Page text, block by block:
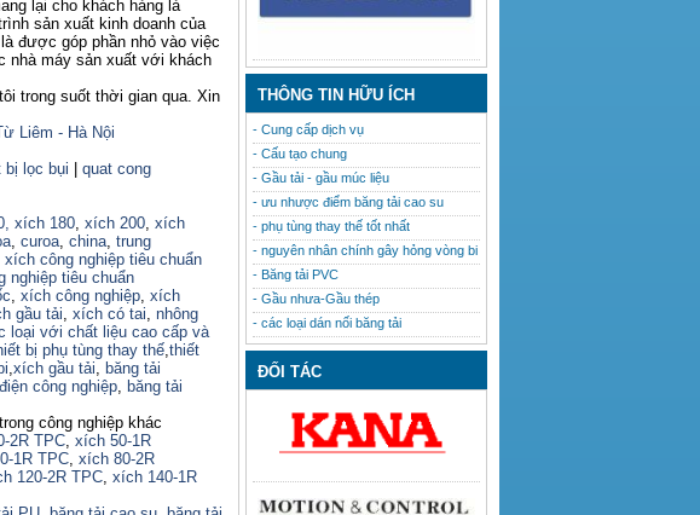
lại cho khách hàng là
sản xuất kinh doanh của
được góp phần nhỏ vào việc
nhà máy sản xuất với khách
trong suốt thời gian qua. Xin
Liêm - Hà Nội
bị lọc bụi
quat cong
xích 180, xích 200, xích
, curoa, china, trung
xích công nghiệp tiêu chuẩn
nghiệp tiêu chuẩn
, xích công nghiệp, xích
gầu tải, xích có tai, nhông
loại với chất liệu cao cấp và
bị phụ tùng thay thế,thiết
,xích gầu tải, băng tải
công nghiệp, băng tải
trong công nghiệp khác
2R TPC, xích 50-1R
1R TPC, xích 80-2R
120-2R TPC, xích 140-1R
THÔNG TIN HỮU ÍCH
- Cung cấp dịch vụ
- Cấu tạo chung
- Gầu tải - gầu múc liệu
- ưu nhược điểm băng tải cao su
- phụ tùng thay thế tốt nhất
- nguyên nhân chính gây hỏng vòng bi
- Băng tải PVC
- Gầu nhưa-Gầu thép
- các loại dán nối băng tải
ĐỐI TÁC